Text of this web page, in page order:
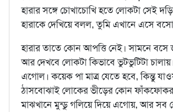
হারার সঙ্গে চোখাচোখি হতে লোকটা সেই
হারাকে দেখিয়ে বলল, তুমি এখানে এসে
হারার তাতে কোন আপত্তি নেই। সামনে বসে
আর দেখবে লোকটা কিভাবে ভুটভুটিটা
এগোল। কয়েক পা মাত্র যেতে হবে, কিন্তু
ঠাসবোঝাই লোকের ভীড়ের কোন
মাঝখানে মুন্ডু গলিয়ে দিয়ে এগোয়, আর সব